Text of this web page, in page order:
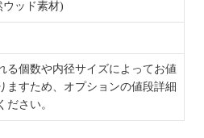
ッド素材)
る個数や内径サイズによってお値
ますため、オプションの値段詳細
ださい。